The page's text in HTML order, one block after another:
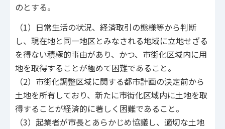
のとする。
（1）日常生活の状況、経済取引の態様等から判断
し、現在地と同一地区とみなされる地域に立地せざる
を得ない積極的事由があり、かつ、市街化区域内に用
地を取得することが極めて困難であること。
（2）市街化調整区域に関する都市計画の決定前から
土地を所有しており、新たに市街化区域内に土地を取
得することが経済的に著しく困難であること。
（3）起業者が市長とあらかじめ協議し、適切な土地